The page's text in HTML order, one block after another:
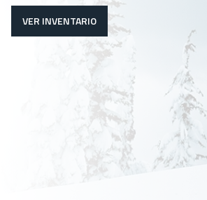
VER INVENTARIO